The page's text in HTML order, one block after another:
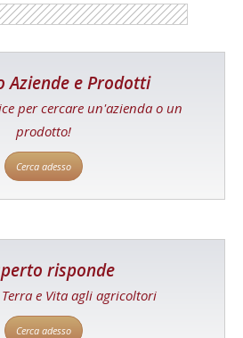
Aziende e Prodotti
per cercare un'azienda o un
prodotto!
Cerca adesso
risponde
e Vita agli agricoltori
Cerca adesso